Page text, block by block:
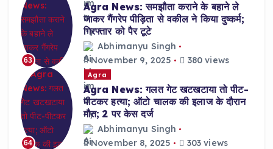
63
Agra News: समझौता कराने के बहाने ले
जाकर गैंगरेप पीड़िता से वकील ने किया दुष्कर्म;
गिरफ्तार को पैर टूटे
Abhimanyu Singh
November 9, 2025
380 views
64
Agra
Agra News: गलत गेट खटखटाया तो पीट-
पीटकर हत्या; ऑटो चालक की इलाज के दौरान
मौत; 2 पर केस दर्ज
Abhimanyu Singh
November 8, 2025
303 views